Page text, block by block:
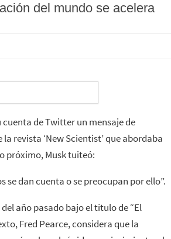
del mundo se acelera
cuenta de Twitter un mensaje de
revista ‘New Scientist’ que abordaba
próximo, Musk tuiteó:
se dan cuenta o se preocupan por ello”.
año pasado bajo el título de “El
Fred Pearce, considera que la